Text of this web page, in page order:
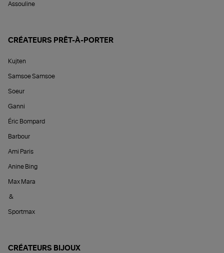
Assouline
CRÉATEURS PRÊT-À-PORTER
Kujten
Samsoe Samsoe
Soeur
Ganni
Éric Bompard
Barbour
Ami Paris
Anine Bing
Max Mara
&
Sportmax
CRÉATEURS BIJOUX